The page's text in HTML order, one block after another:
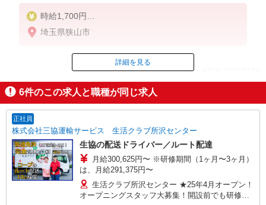
時給1,700円
※交通費は別途実費分支給！（条件あり）
■研修期間について
埼玉県狭山市
ID：AE0610017276
掲載期間終了
詳細を見る
6件のこの求人と職種が同じ求人
正社員
株式会社三協運輸サービス 生活クラブ所沢センター
生協の配送ドライバー／ルート配達
月給300,625円〜 ※研修期間（1ヶ月〜3ヶ月）
は、月給291,375円〜
生活クラブ所沢センター ★25年4月オープン！
オープニングスタッフ大募集！開設前でも研修を